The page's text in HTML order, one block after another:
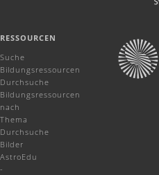
RESSOURCEN
Suche
Bildungsressourcen
Durchsuche
Bildungsressourcen
nach
Thema
Durchsuche
Bilder
AstroEdu
-